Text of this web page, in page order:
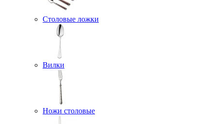
Столовые ложки
Вилки
Ножи столовые